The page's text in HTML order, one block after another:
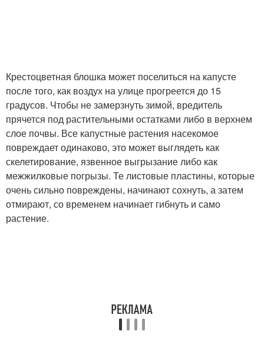
Крестоцветная блошка может поселиться на капусте
после того, как воздух на улице прогреется до 15
градусов. Чтобы не замерзнуть зимой, вредитель
прячется под растительными остатками либо в верхнем
слое почвы. Все капустные растения насекомое
повреждает одинаково, это может выглядеть как
скелетирование, язвенное выгрызание либо как
межжилковые погрызы. Те листовые пластины, которые
очень сильно повреждены, начинают сохнуть, а затем
отмирают, со временем начинает гибнуть и само
растение.